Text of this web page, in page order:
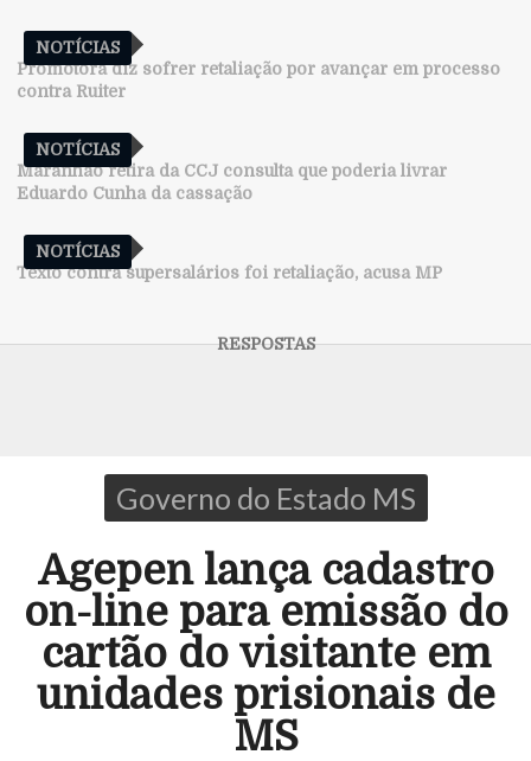
NOTÍCIAS
Promotora diz sofrer retaliação por avançar em processo
contra Ruiter
NOTÍCIAS
Maranhão retira da CCJ consulta que poderia livrar
Eduardo Cunha da cassação
NOTÍCIAS
Texto contra supersalários foi retaliação, acusa MP
Governo do Estado MS
Agepen lança cadastro
on-line para emissão do
cartão do visitante em
unidades prisionais de
MS